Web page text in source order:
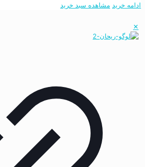
ادامه خرید مشاهده سبد خرید
✕